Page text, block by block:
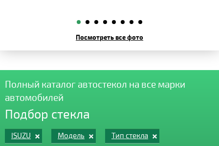
Посмотреть все фото
Полный каталог автостекол на все марки
автомобилей
Подбор стекла
ISUZU Модель Тип стекла